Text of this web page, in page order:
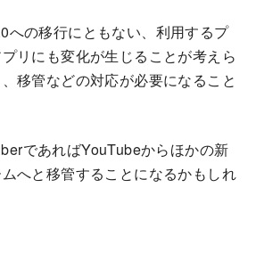
への移行にともない、利用するプ
リにも変化が生じることが考えら
移管などの対応が必要になること
であればYouTubeからほかの新
へと移管することになるかもしれ